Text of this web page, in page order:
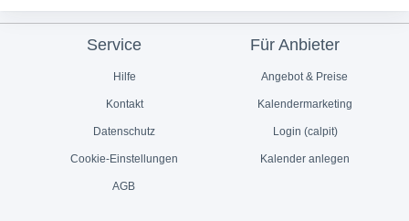
Service
Hilfe
Kontakt
Datenschutz
Cookie-Einstellungen
AGB
Für Anbieter
Angebot & Preise
Kalendermarketing
Login (calpit)
Kalender anlegen